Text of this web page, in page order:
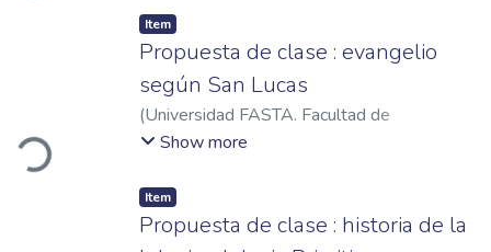
Loading...
Item
Propuesta de clase : evangelio
según San Lucas
(Universidad FASTA. Facultad de
Humanidades,
Show more
Item
Propuesta de clase : historia de la